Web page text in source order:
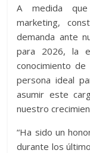
A medida
marketing,
demanda ante
para 2026, la
conocimiento
persona ideal
asumir este
nuestro
“Ha sido un
durante los